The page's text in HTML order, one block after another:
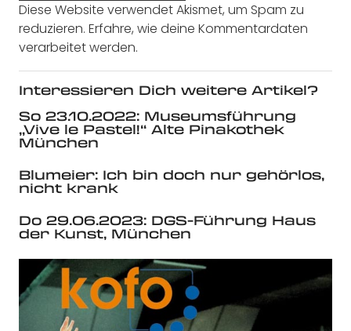
Diese Website verwendet Akismet, um Spam zu
reduzieren. Erfahre, wie deine Kommentardaten
verarbeitet werden.
Interessieren Dich weitere Artikel?
So 23.10.2022: Museumsführung
„Vive le Pastel!“ Alte Pinakothek
München
Blumeier: Ich bin doch nur gehörlos,
nicht krank
Do 29.06.2023: DGS-Führung Haus
der Kunst, München